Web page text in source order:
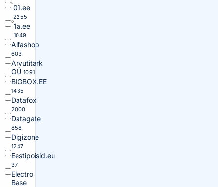
01.ee
2255
1a.ee
1049
Alfashop
603
Arvutitark
OÜ 1091
BIGBOX.EE
1435
Datafox
2000
Datagate
858
Digizone
1247
Eestipoisid.eu
37
Electro
Base